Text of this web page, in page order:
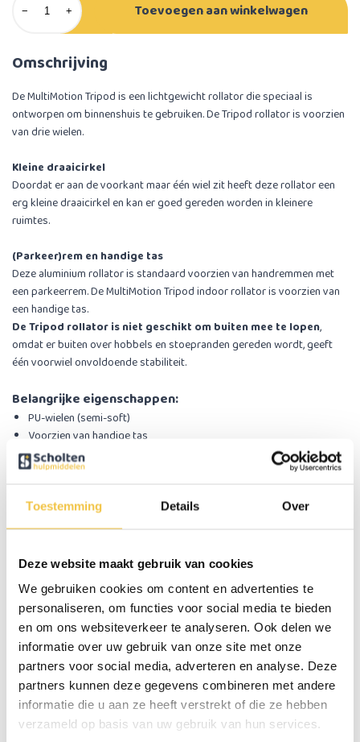
Toestemming Details Over
Deze website maakt gebruik van cookies
We gebruiken cookies om content en advertenties te
personaliseren, om functies voor social media te bieden
en om ons websiteverkeer te analyseren. Ook delen we
informatie over uw gebruik van onze site met onze
partners voor social media, adverteren en analyse. Deze
partners kunnen deze gegevens combineren met andere
informatie die u aan ze heeft verstrekt of die ze hebben
verzameld op basis van uw gebruik van hun services.
− + Toevoegen aan winkelwagen
Omschrijving
De MultiMotion Tripod is een lichtgewicht rollator die speciaal is
ontworpen om binnenshuis te gebruiken. De Tripod rollator is voorzien
van drie wielen.
Kleine draaicirkel
Doordat er aan de voorkant maar één wiel zit heeft deze rollator een
erg kleine draaicirkel en kan er goed gereden worden in kleinere
ruimtes.
(Parkeer)rem en handige tas
Deze aluminium rollator is standaard voorzien van handremmen met
een parkeerrem. De MultiMotion Tripod indoor rollator is voorzien van
een handige tas.
De Tripod rollator is niet geschikt om buiten mee te lopen,
omdat er buiten over hobbels en stoepranden gereden wordt, geeft
één voorwiel onvoldoende stabiliteit.
Belangrijke eigenschappen:
PU-wielen (semi-soft)
Voorzien van handige tas
​Voorzien van handremmen met parkeerremmen
Specificaties
Max. gebruikersgewicht
Hoogte handgrepen
82 - 92 cm
Breedte tussen handgrepen
Totale lengte
Totale breedte
70 cm
Afmetingen ingeklapt
L65 cm x B27 cm x82 cm